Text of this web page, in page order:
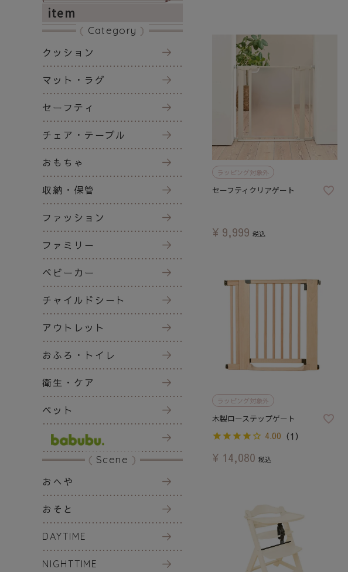
item
Category
クッション
マット・ラグ
セーフティ
チェア・テーブル
おもちゃ
収納・保管
ファッション
ファミリー
ベビーカー
チャイルドシート
アウトレット
おふろ・トイレ
衛生・ケア
ペット
Scene
おへや
おそと
DAYTIME
NIGHTTIME
ラッピング対象外
セーフティクリアゲート
¥ 9,999 税込
ラッピング対象外
木製ローステップゲート
4.00 （1）
¥ 14,080 税込